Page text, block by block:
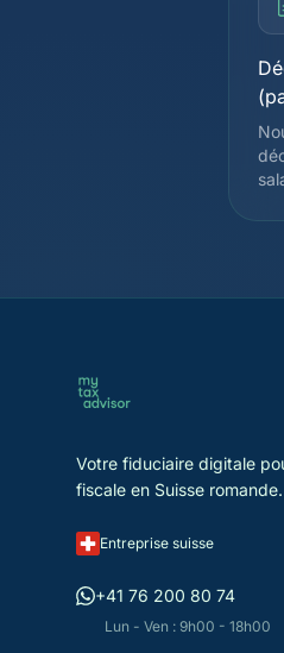
Votre fiduciaire digitale
fiscale en Suisse romande.
Entreprise suisse
+41 76 200 80 74
Lun - Ven : 9h00 - 18h00